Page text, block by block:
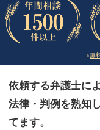
刑事弁護
交通事故
法律相談など（そ
お客様へ
※無
依頼する弁護士に
法律・判例を熟知
てます。
刑事弁護
交通事故
法律相談など（そ
お客様へ